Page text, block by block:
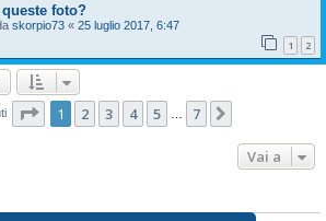
foto?
skorpio73 « 25 luglio 2017, 6:47
1 2
Pagina di
1 2 3 4 5 7
Vai a